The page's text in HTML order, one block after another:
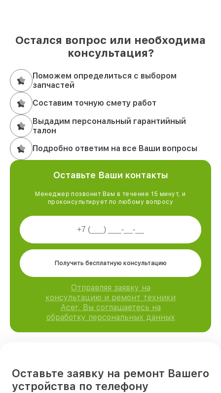
Остался вопрос или необходима
консультация?
Поможем определиться с выбором
запчастей
Составим точную смету работ
Выдадим персональный гарантийный
талон
Подробно ответим на все Ваши вопросы
Оставьте Ваши контакты
Менеджер позвонит Вам в течение 15 минут, и
проконсультирует по любому вопросу
Получить бесплатную консультацию
Отправляя заявку на
консультацию и ремонт техники
Acer, Вы соглашаетесь на
обработку персональных данных
Оставьте заявку на ремонт Вашего
устройства по телефону